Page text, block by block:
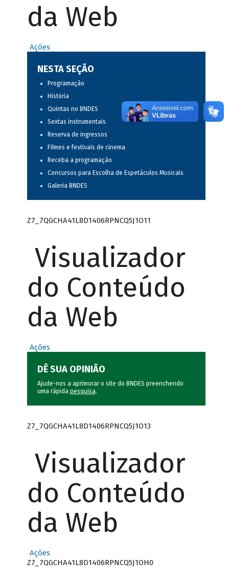
da Web
Ações
NESTA SEÇÃO
Programação
História
Quintas no BNDES
Sextas instrumentais
Reserva de ingressos
Filmes e festivais de cinema
Receba a programação
Concursos para Escolha de Espetáculos Musicais
Galeria BNDES
Z7_7QGCHA41L8D1406RPNCQ5J1O11
Visualizador
do Conteúdo
da Web
Ações
DÊ SUA OPINIÃO
Ajude-nos a aprimorar o site do BNDES preenchendo
uma rápida pesquisa.
Z7_7QGCHA41L8D1406RPNCQ5J1O13
Visualizador
do Conteúdo
da Web
Ações
Z7_7QGCHA41L8D1406RPNCQ5J1OH0